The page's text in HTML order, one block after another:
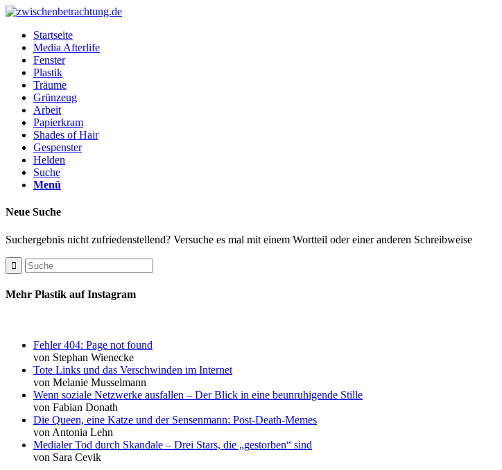
Startseite
Media Afterlife
Fenster
Plastik
Träume
Grünzeug
Arbeit
Papierkram
Shades of Hair
Gespenster
Helden
Suche
Menü
Neue Suche
Suchergebnis nicht zufriedenstellend? Versuche es mal mit einem Wortteil oder einer anderen Schreibweise
Mehr Plastik auf Instagram
Fehler 404: Page not found
von Stephan Wienecke
Tote Links und das Verschwinden im Internet
von Melanie Musselmann
Wenn soziale Netzwerke ausfallen – Der Blick in eine beunruhigende Stille
von Fabian Donath
Die Queen, eine Katze und der Sensenmann: Post-Death-Memes
von Antonia Lehn
Medialer Tod durch Skandale – Drei Stars, die „gestorben“ sind
von Sara Cevik